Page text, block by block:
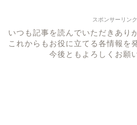
スポンサーリンク
いつも記事を読んでいただきあり
これからもお役に立てる各情報を
今後ともよろしくお願